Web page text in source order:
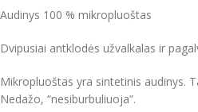
Audinys 100 % mikropluoštas
Dvipusiai antklodės užvalkalas ir
Mikropluoštas yra sintetinis audinys.
Nedažo, “nesiburbuliuoja”.